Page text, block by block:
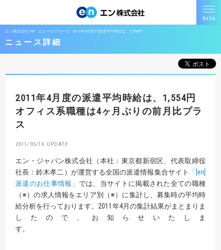
エン株式会社TOP ニュースリリース 2011年4月度の派遣平均時給は、1,554円
ニュース詳細
2011年4月度の派遣平均時給は、1,554円
オフィス系職種は4ヶ月ぶりの前月比プラ
ス
2011/05/16
エン・ジャパン株式会社（本社：東京都新宿区、代表取締役
社長：鈴木孝二）が運営する全国の派遣情報集合サイト
「[en]
派遣のお仕事情報」 では、当サイトに掲載された全ての職種
（※）の求人情報をエリア別（※）に集計し、募集時の平均時
給分析を行っております。2011年4月の集計結果がまとまりま
したので、お知らせいたしま
す。